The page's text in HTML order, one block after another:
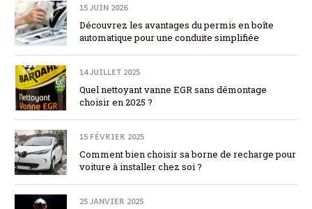
15 JUIN 2026
Découvrez les avantages du permis en boîte
automatique pour une conduite simplifiée
14 JUILLET 2025
Quel nettoyant vanne EGR sans démontage
choisir en 2025 ?
15 FÉVRIER 2025
Comment bien choisir sa borne de recharge pour
voiture à installer chez soi ?
25 JANVIER 2025